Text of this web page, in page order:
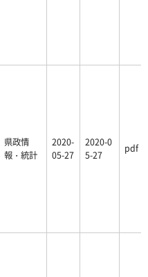
県政情
報・統計
2020-
05-27
2020-0
5-27
pdf